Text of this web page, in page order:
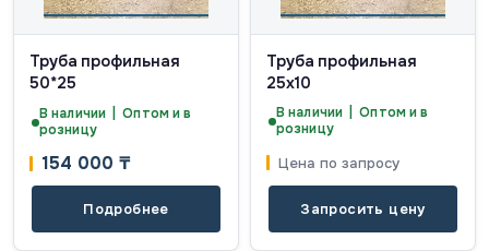
Труба профильная
50*25
В наличии | Оптом и в
розницу
154 000 ₸
Подробнее
Труба профильная
25х10
В наличии | Оптом и в
розницу
Цена по запросу
Запросить цену